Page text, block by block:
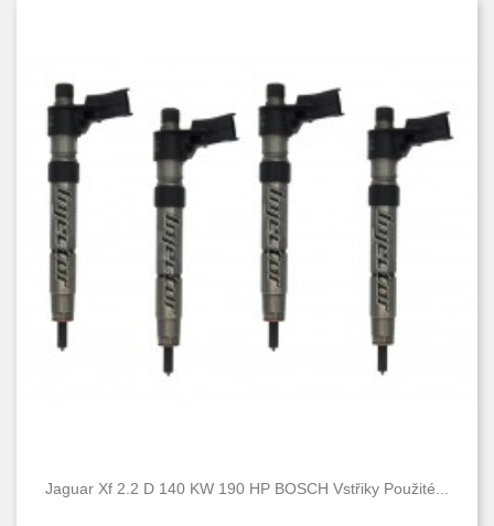
Jaguar Xf 2.2 D 140 KW 190 HP BOSCH Vstřiky Použité...